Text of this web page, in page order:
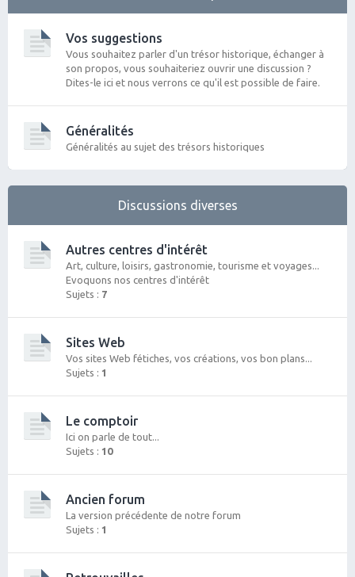
Vos suggestions
Vous souhaitez parler d'un trésor historique, échanger à
son propos, vous souhaiteriez ouvrir une discussion ?
Dites-le ici et nous verrons ce qu'il est possible de faire.
Généralités
Généralités au sujet des trésors historiques
Discussions diverses
Autres centres d'intérêt
Art, culture, loisirs, gastronomie, tourisme et voyages...
Evoquons nos centres d'intérêt
Sujets : 7
Sites Web
Vos sites Web fétiches, vos créations, vos bon plans...
Sujets : 1
Le comptoir
Ici on parle de tout...
Sujets : 10
Ancien forum
La version précédente de notre forum
Sujets : 1